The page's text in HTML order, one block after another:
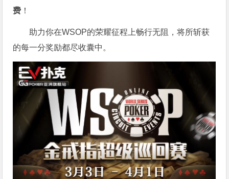
费 ！
助力你在WSOP的荣耀征程上畅行无阻，将所斩获
的每一分奖励都尽收囊中。